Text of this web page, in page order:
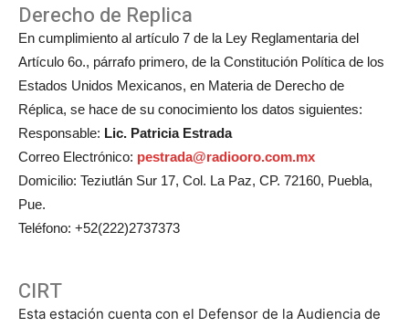
Derecho de Replica
En cumplimiento al artículo 7 de la Ley Reglamentaria del
Artículo 6o., párrafo primero, de la Constitución Política de los
Estados Unidos Mexicanos, en Materia de Derecho de
Réplica, se hace de su conocimiento los datos siguientes:
Responsable: Lic. Patricia Estrada
Correo Electrónico: pestrada@radiooro.com.mx
Domicilio: Teziutlán Sur 17, Col. La Paz, CP. 72160, Puebla,
Pue.
Teléfono: +52(222)2737373
CIRT
Esta estación cuenta con el Defensor de la Audiencia de